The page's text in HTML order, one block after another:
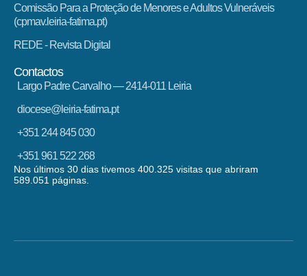
Comissão Para a Proteção de Menores e Adultos Vulneráveis
(cpmav.leiria-fatima.pt)
REDE - Revista Digital
Contactos
Largo Padre Carvalho — 2414-011 Leiria
diocese@leiria-fatima.pt
+351 244 845 030
+351 961 522 268
Nos últimos 30 dias tivemos 400.325 visitas que abriram
589.051 páginas.